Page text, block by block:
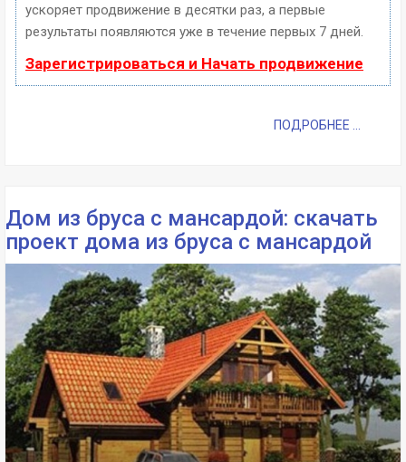
ускоряет продвижение в десятки раз, а первые
результаты появляются уже в течение первых 7 дней.
Зарегистрироваться и Начать продвижение
ПОДРОБНЕЕ ...
Дом из бруса с мансардой: скачать
проект дома из бруса с мансардой